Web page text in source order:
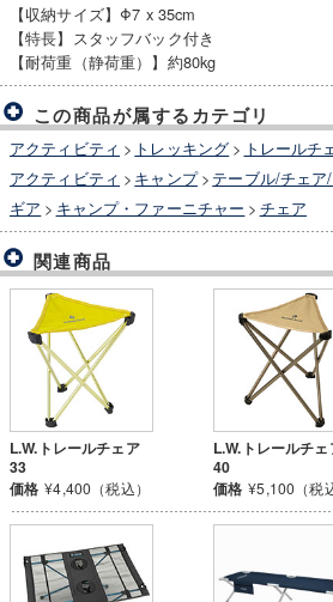
【収納サイズ】Φ7 x 35cm
【特長】スタッフバック付き
【耐荷重（静荷重）】約80kg
この商品が属するカテゴリ
アクティビティ > トレッキング > トレールチ
アクティビティ > キャンプ > テーブル/チェア
ギア > キャンプ・ファーニチャー > チェア
関連商品
L.W.トレールチェア
33
価格 ¥4,400（税込）
L.W.トレールチェ
40
価格 ¥5,100（税